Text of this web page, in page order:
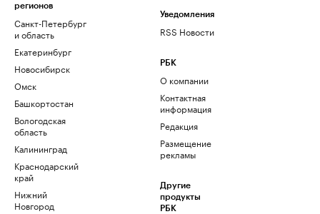
регионов
Санкт-Петербург
и область
Екатеринбург
Новосибирск
Омск
Башкортостан
Вологодская
область
Калининград
Краснодарский
край
Нижний
Новгород
Уведомления
RSS Новости
РБК
О компании
Контактная
информация
Редакция
Размещение
рекламы
Другие
продукты
РБК